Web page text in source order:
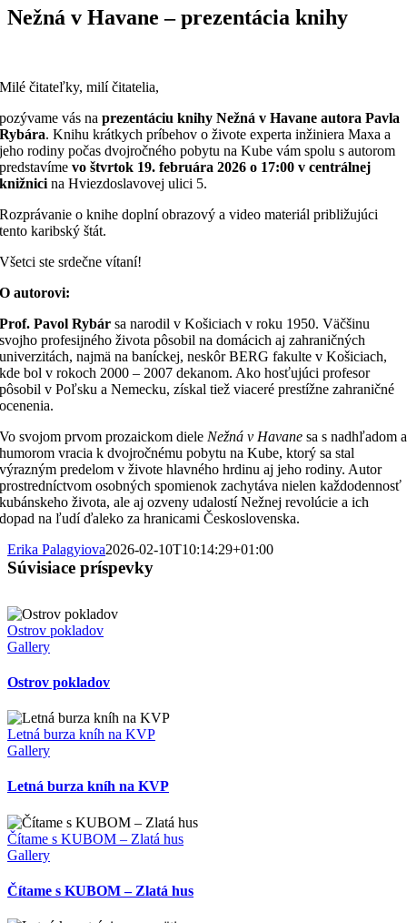
Nežná v Havane – prezentácia knihy
Milé čitateľky, milí čitatelia,
pozývame vás naprezentáciu knihy Nežná v Havane autora Pavla
Rybára. Knihu krátkych príbehov o živote experta inžiniera Maxa a
jeho rodiny počas dvojročného pobytu na Kube vám spolu s autorom
predstavímevo štvrtok 19. februára 2026 o 17:00 v centrálnej
knižnici na Hviezdoslavovej ulici 5.
Rozprávanie o knihe doplní obrazový a video materiál približujúci
tento karibský štát.
Všetci ste srdečne vítaní!
O autorovi:
Prof. Pavol Rybár sa narodil v Košiciach v roku 1950. Väčšinu
svojho profesijného života pôsobil na domácich aj zahraničných
univerzitách, najmä na baníckej, neskôr BERG fakulte v Košiciach,
kde bol v rokoch 2000 – 2007 dekanom. Ako hosťujúci profesor
pôsobil v Poľsku a Nemecku, získal tiež viaceré prestížne zahraničné
ocenenia.
Vo svojom prvom prozaickom diele Nežná v Havane sa s nadhľadom a
humorom vracia k dvojročnému pobytu na Kube, ktorý sa stal
výrazným predelom v živote hlavného hrdinu aj jeho rodiny. Autor
prostredníctvom osobných spomienok zachytáva nielen každodennosť
kubánskeho života, ale aj ozveny udalostí Nežnej revolúcie a ich
dopad na ľudí ďaleko za hranicami Československa.
Erika Palagyiova2026-02-10T10:14:29+01:00
Súvisiace príspevky
Ostrov pokladov
Gallery
Ostrov pokladov
Letná burza kníh na KVP
Gallery
Letná burza kníh na KVP
Čítame s KUBOM – Zlatá hus
Gallery
Čítame s KUBOM – Zlatá hus